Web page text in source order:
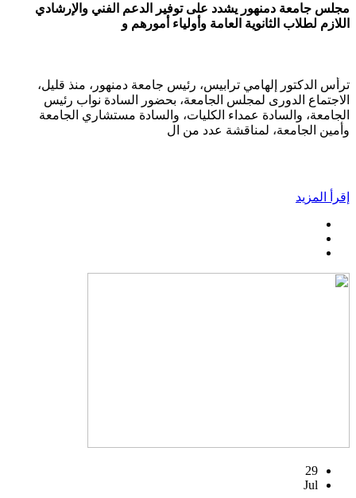
مجلس جامعة دمنهور يشدد على توفير الدعم الفني والإرشادي
اللازم لطلاب الثانوية العامة وأولياء أمورهم و
ترأس الدكتور إلهامي ترابيس، رئيس جامعة دمنهور، منذ قليل،
الاجتماع الدورى لمجلس الجامعة، بحضور السادة نواب رئيس
الجامعة، والسادة عمداء الكليات، والسادة مستشاري الجامعة
وأمين الجامعة، لمناقشة عدد من ال
إقرأ المزيد
29
Jul